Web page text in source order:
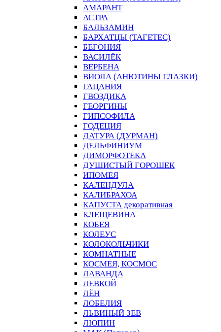
АМАРАНТ
АСТРА
БАЛЬЗАМИН
БАРХАТЦЫ (ТАГЕТЕС)
БЕГОНИЯ
ВАСИЛЁК
ВЕРБЕНА
ВИОЛА (АНЮТИНЫ ГЛАЗКИ)
ГАЦАНИЯ
ГВОЗДИКА
ГЕОРГИНЫ
ГИПСОФИЛА
ГОДЕЦИЯ
ДАТУРА (ДУРМАН)
ДЕЛЬФИНИУМ
ДИМОРФОТЕКА
ДУШИСТЫЙ ГОРОШЕК
ИПОМЕЯ
КАЛЕНДУЛА
КАЛИБРАХОА
КАПУСТА декоративная
КЛЕЩЕВИНА
КОБЕЯ
КОЛЕУС
КОЛОКОЛЬЧИКИ
КОМНАТНЫЕ
КОСМЕЯ, КОСМОС
ЛАВАНДА
ЛЕВКОЙ
ЛЁН
ЛОБЕЛИЯ
ЛЬВИНЫЙ ЗЕВ
ЛЮПИН